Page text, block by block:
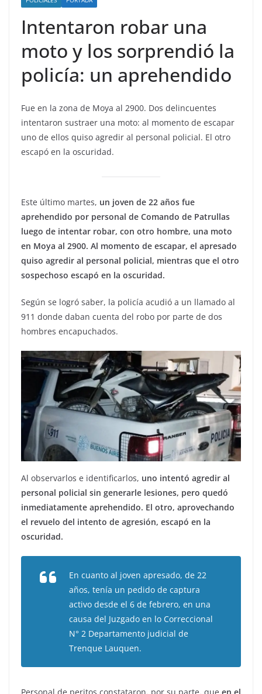
Intentaron robar una
moto y los sorprendió la
policía: un aprehendido
Fue en la zona de Moya al 2900. Dos delincuentes
intentaron sustraer una moto: al momento de escapar
uno de ellos quiso agredir al personal policial. El otro
escapó en la oscuridad.
Este último martes, un joven de 22 años fue
aprehendido por personal de Comando de Patrullas
luego de intentar robar, con otro hombre, una moto
en Moya al 2900. Al momento de escapar, el apresado
quiso agredir al personal policial, mientras que el otro
sospechoso escapó en la oscuridad.
Según se logró saber, la policía acudió a un llamado al
911 donde daban cuenta del robo por parte de dos
hombres encapuchados.
Al observarlos e identificarlos, uno intentó agredir al
personal policial sin generarle lesiones, pero quedó
inmediatamente aprehendido. El otro, aprovechando
el revuelo del intento de agresión, escapó en la
oscuridad.
En cuanto al joven apresado, de 22
años, tenía un pedido de captura
activo desde el 6 de febrero, en una
causa del Juzgado en lo Correccional
N° 2 Departamento judicial de
Trenque Lauquen.